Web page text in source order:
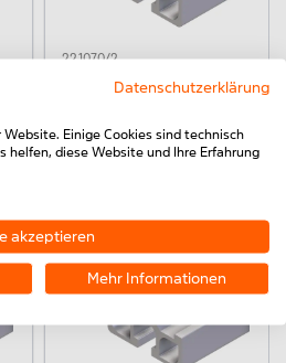
22.1070/2
Einfass- und
lichtgrau
Datenschutzerklärung
Einige Cookies sind technisch
helfen, diese Website und Ihre Erfahrung
akzeptieren
Mehr Informationen